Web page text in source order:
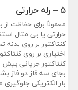
۵ – رله حرارتی
معمولاً برای حفاظت از
حرارتی یا بی متال
کنتاکتور بر روی بدنه
اختیاری بر روی
کنتاکتور جریانی بیش
بجای سه فاز دو فاز
بار الکتریکی جلوگیری